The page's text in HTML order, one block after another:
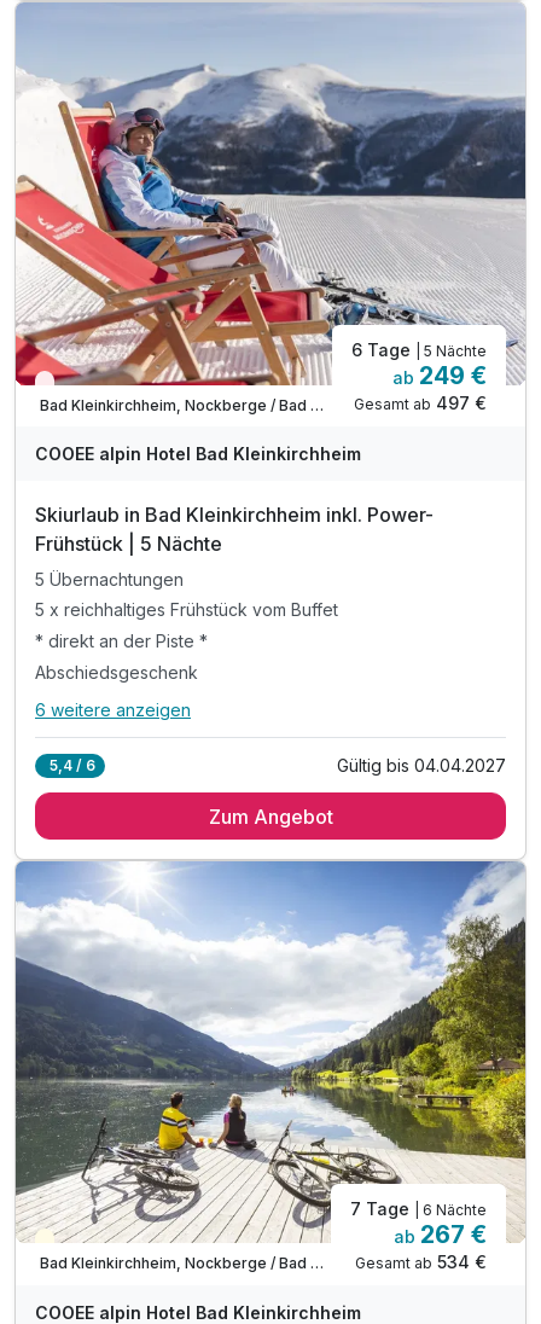
inkl. Nutzung des Fitnessraumes
inkl. Informationen & Ausflugstipps der Region
inkl. W-LAN Nutzung & Parkplatz vor dem Hotel
Tipp: Wandertrails
Tipp: Badespaß am Millstätter See
Wieder frei ab Dezember
Bad Kleinkirchheim, Nockberge / Bad Kleinkirchheim
6 Tage | 5 Nächte
ab 249 €
Gesamt ab 497 €
COOEE alpin Hotel Bad Kleinkirchheim
Skiurlaub in Bad Kleinkirchheim inkl. Power-
Frühstück | 5 Nächte
5 Übernachtungen
5 x reichhaltiges Frühstück vom Buffet
* direkt an der Piste *
Abschiedsgeschenk
Alle Inklusivleistungen
5 x reichhaltiges Frühstück vom Buffet
Abschiedsgeschenk
inkl. Nutzung Relax Sauna & Ruheraum
inkl. Nutzung von Skiraum
inkl. Nutzung des Fitnessraumes
inkl. Parkplatz vor dem Hotel
inkl. W-LAN Nutzung
inkl. SonnenscheinCard
6 weitere anzeigen
5,4 / 6 Gültig bis 04.04.2027
Zum Angebot
Teilweise ausgelastet
Bad Kleinkirchheim, Nockberge / Bad Kleinkirchheim
7 Tage | 6 Nächte
ab 267 €
Gesamt ab 534 €
COOEE alpin Hotel Bad Kleinkirchheim